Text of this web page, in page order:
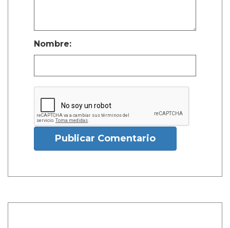
Nombre:
Publicar Comentario